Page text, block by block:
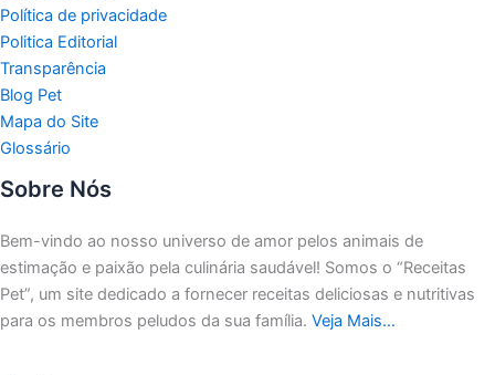
Política de privacidade
Politica Editorial
Transparência
Blog Pet
Mapa do Site
Glossário
Sobre Nós
Bem-vindo ao nosso universo de amor pelos animais de
estimação e paixão pela culinária saudável! Somos o “Receitas
Pet”, um site dedicado a fornecer receitas deliciosas e nutritivas
para os membros peludos da sua família. Veja Mais…